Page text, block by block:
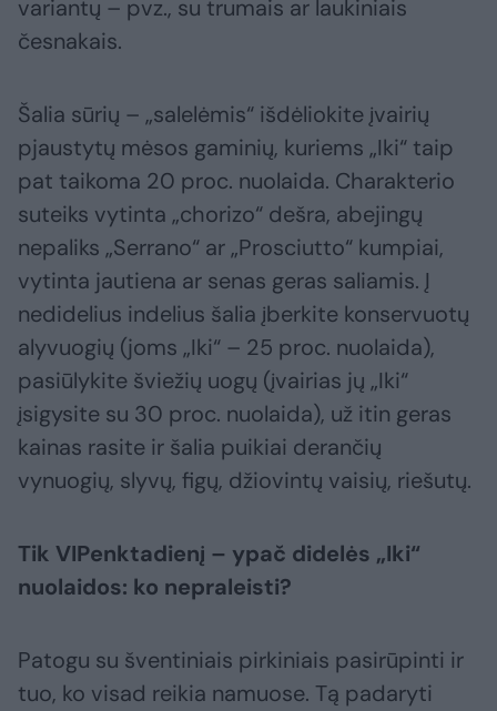
variantų – pvz., su trumais ar laukiniais
česnakais.
Šalia sūrių – „salelėmis“ išdėliokite įvairių
pjaustytų mėsos gaminių, kuriems „Iki“ taip
pat taikoma 20 proc. nuolaida. Charakterio
suteiks vytinta „chorizo“ dešra, abejingų
nepaliks „Serrano“ ar „Prosciutto“ kumpiai,
vytinta jautiena ar senas geras saliamis. Į
nedidelius indelius šalia įberkite konservuotų
alyvuogių (joms „Iki“ – 25 proc. nuolaida),
pasiūlykite šviežių uogų (įvairias jų „Iki“
įsigysite su 30 proc. nuolaida), už itin geras
kainas rasite ir šalia puikiai derančių
vynuogių, slyvų, figų, džiovintų vaisių, riešutų.
Tik VIPenktadienį – ypač didelės „Iki“
nuolaidos: ko nepraleisti?
Patogu su šventiniais pirkiniais pasirūpinti ir
tuo, ko visad reikia namuose. Tą padaryti